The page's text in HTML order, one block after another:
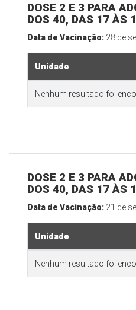
DOSE 2 E 3 PARA
DOS 40, DAS 17 ÀS
Data de Vacinação: 28 de
Unidade
Nenhum resultado foi
DOSE 2 E 3 PARA
DOS 40, DAS 17 ÀS
Data de Vacinação: 21 de
Unidade
Nenhum resultado foi